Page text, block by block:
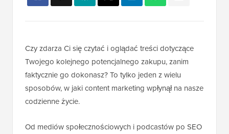
Czy zdarza Ci się czytać i oglądać treści dotyczące
Twojego kolejnego potencjalnego zakupu, zanim
faktycznie go dokonasz? To tylko jeden z wielu
sposobów, w jaki content marketing wpłynął na nasze
codzienne życie.
Od mediów społecznościowych i podcastów po SEO